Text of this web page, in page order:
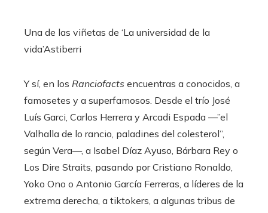
Una de las viñetas de ‘La universidad de la
vida’Astiberri
Y sí, en los Ranciofacts encuentras a conocidos, a
famosetes y a superfamosos. Desde el trío José
Luís Garci, Carlos Herrera y Arcadi Espada —”el
Valhalla de lo rancio, paladines del colesterol”,
según Vera—, a Isabel Díaz Ayuso, Bárbara Rey o
Los Dire Straits, pasando por Cristiano Ronaldo,
Yoko Ono o Antonio García Ferreras, a líderes de la
extrema derecha, a tiktokers, a algunas tribus de